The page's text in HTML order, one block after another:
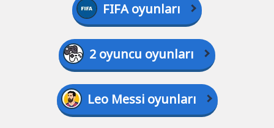
FIFA oyunları
2 oyuncu oyunları
Leo Messi oyunları